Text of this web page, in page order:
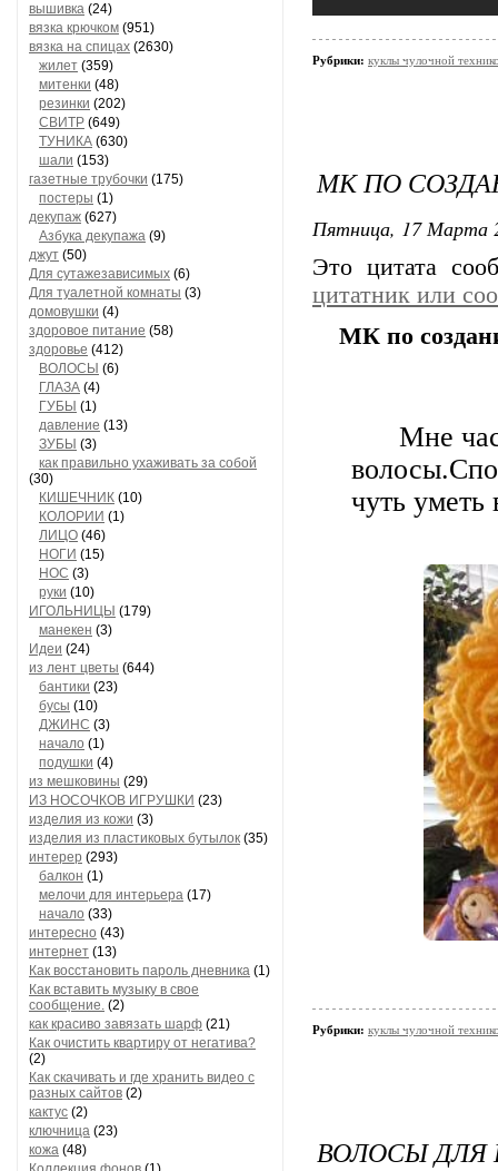
вышивка (24)
вязка крючком (951)
вязка на спицах (2630)
жилет (359)
митенки (48)
резинки (202)
СВИТР (649)
ТУНИКА (630)
шали (153)
газетные трубочки (175)
постеры (1)
декупаж (627)
Азбука декупажа (9)
джут (50)
Для сутажезависимых (6)
Для туалетной комнаты (3)
домовушки (4)
здоровое питание (58)
здоровье (412)
ВОЛОСЫ (6)
ГЛАЗА (4)
ГУБЫ (1)
давление (13)
ЗУБЫ (3)
как правильно ухаживать за собой
(30)
КИШЕЧНИК (10)
КОЛОРИИ (1)
ЛИЦО (46)
НОГИ (15)
НОС (3)
руки (10)
ИГОЛЬНИЦЫ (179)
манекен (3)
Идеи (24)
из лент цветы (644)
бантики (23)
бусы (10)
ДЖИНС (3)
начало (1)
подушки (4)
из мешковины (29)
ИЗ НОСОЧКОВ ИГРУШКИ (23)
изделия из кожи (3)
изделия из пластиковых бутылок (35)
интерер (293)
балкон (1)
мелочи для интерьера (17)
начало (33)
интересно (43)
интернет (13)
Как восстановить пароль дневника (1)
Как вставить музыку в свое
сообщение. (2)
как красиво завязать шарф (21)
Как очистить квартиру от негатива?
(2)
Как скачивать и где хранить видео с
разных сайтов (2)
кактус (2)
ключница (23)
кожа (48)
Рубрики: куклы чулочной
МК ПО
Пятница, 17 Марта
Это цитата
цитатник или
МК по
Мне
чуть уметь
Рубрики: куклы чулочной
ВОЛОСЫ